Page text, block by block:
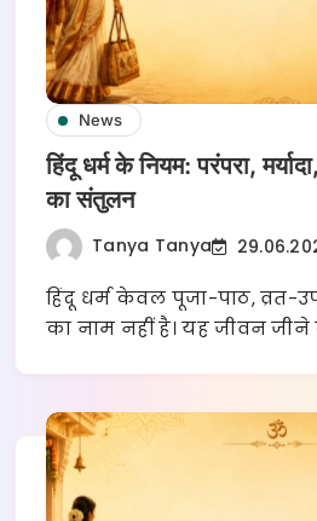
News
हिंदू धर्म के नियम: परंपरा,
का संतुलन
Tanya Tanya
हिंदू धर्म केवल पूजा-पाठ, व्रत-
का नाम नहीं है। यह जीवन